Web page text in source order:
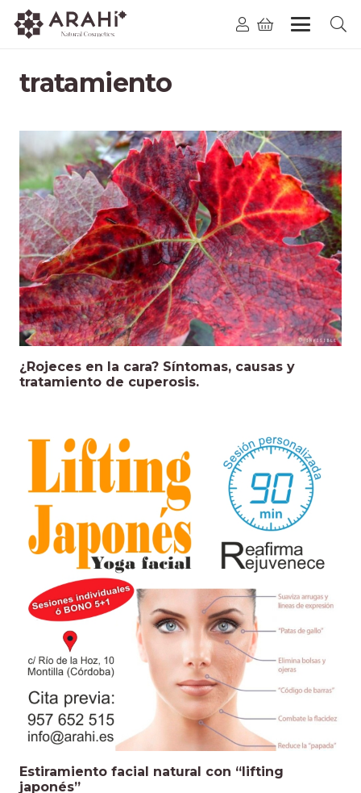
tratamiento
¿Rojeces en la cara? Síntomas, causas y
tratamiento de cuperosis.
Estiramiento facial natural con “lifting
japonés”